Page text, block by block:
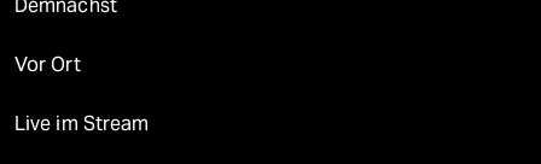
Demnächst
Vor Ort
Live im Stream